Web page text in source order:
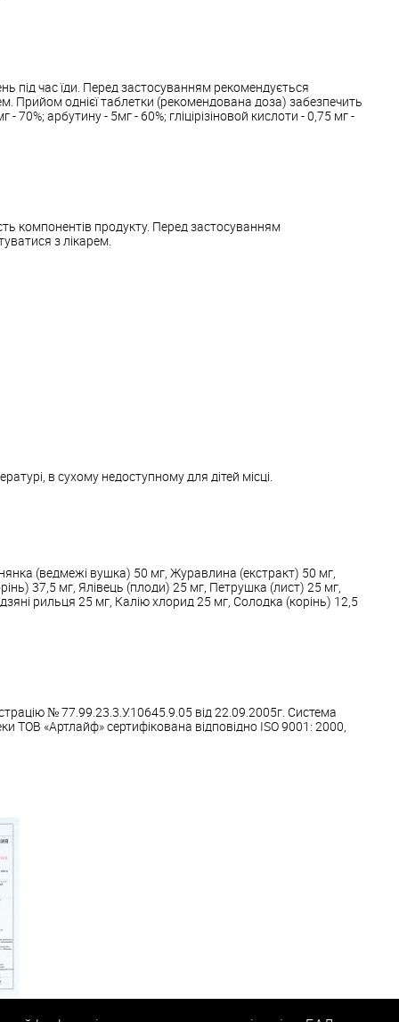
під час їди. Перед застосуванням рекомендується
Прийом однієї таблетки (рекомендована доза) забезпечить
70%; арбутину - 5мг - 60%; гліцірізіновой кислоти - 0,75 мг -
компонентів продукту. Перед застосуванням
з лікарем.
в сухому недоступному для дітей місці.
(ведмежі вушка) 50 мг, Журавлина (екстракт) 50 мг,
37,5 мг, Ялівець (плоди) 25 мг, Петрушка (лист) 25 мг,
рильця 25 мг, Калію хлорид 25 мг, Солодка (корінь) 12,5
№ 77.99.23.3.У.10645.9.05 від 22.09.2005г. Система
ТОВ «Артлайф» сертифікована відповідно ISО 9001: 2000,